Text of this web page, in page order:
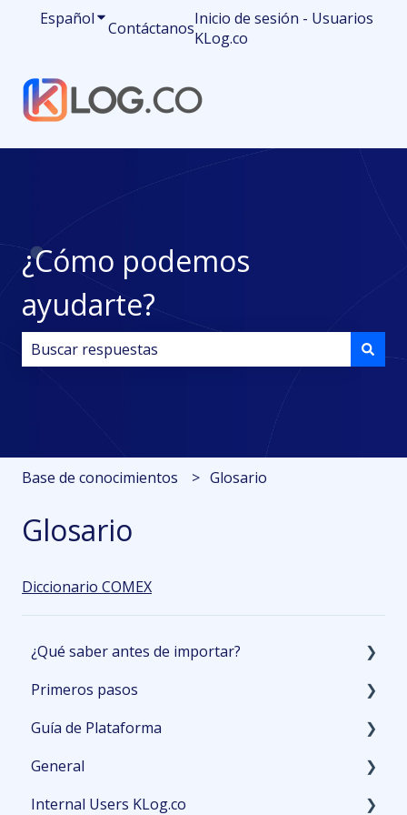
EspañolTraducciones de Mostrar submenú de
ContáctanosInicio de sesión - Usuarios
KLog.co
¿Cómo podemos
ayudarte?
No hay sugerencias porque el campo de búsqueda
Base de conocimientos Glosario
Glosario
Diccionario COMEX
¿Qué saber antes de importar?
Planeación
Primeros detalles
Aduana
Primeros pasos
Cotizaciones
Activación del embarque
Pagos
Guía de Plataforma
Inicio
Embarques
General
PO Management
Internal Users KLog.co